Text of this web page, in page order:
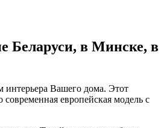
Беларуси, в Минске, в
Вашего дома. Этот
европейская модель с